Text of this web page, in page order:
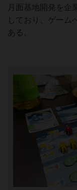
月面基地開発を企
しており、ゲー
ある。